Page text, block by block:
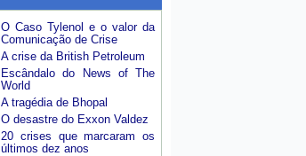
O Caso Tylenol e o valor da
Comunicação de Crise
A crise da British Petroleum
Escândalo do News of The
World
A tragédia de Bhopal
O desastre do Exxon Valdez
20 crises que marcaram os
últimos dez anos